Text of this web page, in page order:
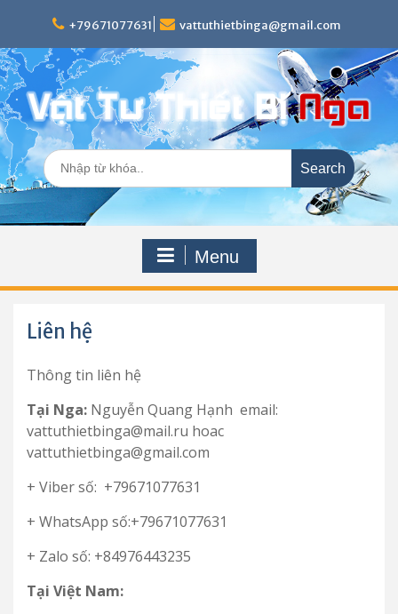
+79671077631 vattuthietbinga@gmail.com
Search
for:
Menu
Liên hệ
Thông tin liên hệ
Tại Nga: Nguyễn Quang Hạnh email:
vattuthietbinga@mail.ru hoac
vattuthietbinga@gmail.com
+ Viber số: +79671077631
+ WhatsApp số:+79671077631
+ Zalo số: +84976443235
Tại Việt Nam: